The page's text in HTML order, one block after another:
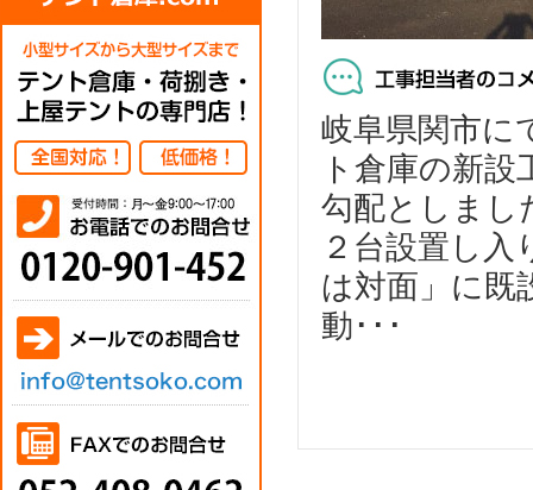
岐阜県関市
ト倉庫の新
勾配としまし
２台設置し
は対面」に既
動･･･